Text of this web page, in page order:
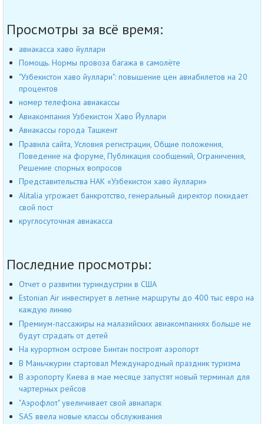
Просмотры за всё время:
авиакасса хаво йуллари
Помощь. Нормы провоза багажа в самолёте
"Узбекистон хаво йуллари": повышение цен авиабилетов на 20
процентов
номер телефона авиакассы
Авиакомпания Узбекистон Хаво Йуллари
Авиакассы города Ташкент
Правила сайта, Условия регистрации, Общие положения,
Поведение на форуме, Публикация сообщений, Ограничения,
Решение спорных вопросов
Представительства НАК «Узбекистон хаво йуллари»
Alitalia угрожает банкротство, генеральный директор покидает
свой пост
круглосуточная авиакасса
Последние просмотры:
Отчет о развитии туриндустрии в США
Estonian Air инвестирует в летние маршруты до 400 тыс евро на
каждую линию
Премиум-пассажиры на малазийских авиакомпаниях больше не
будут страдать от детей
На курортном острове Бинтан построят аэропорт
В Маньчжурии стартовал Международный праздник туризма
В аэропорту Киева в мае месяце запустят новый терминал для
чартерных рейсов
"Аэрофлот" увеличивает свой авиапарк
SAS ввела новые классы обслуживания